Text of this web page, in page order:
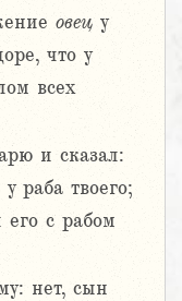
овец у
что у
всех
и сказал:
у раба твоего;
его с рабом
нет, сын